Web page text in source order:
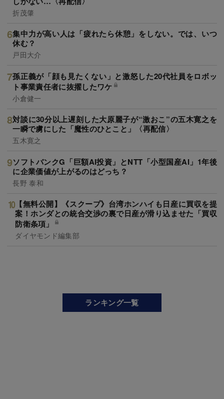
折茂肇
集中力が高い人は「疲れたら休憩」をしない。では、いつ
休む？
戸田大介
孫正義が「顔も見たくない」と激怒した20代社員をロボッ
ト事業責任者に抜擢したワケ
小倉健一
対談に30分以上遅刻した大原麗子が“激おこ”の五木寛之を
一瞬で虜にした「魔性のひとこと」〈再配信〉
五木寛之
ソフトバンクG「巨額AI投資」とNTT「小型国産AI」1年後
に企業価値が上がるのはどっち？
長野 泰和
【無料公開】《スクープ》台湾ホンハイも日産に買収を提
案！ホンダとの統合交渉の裏で日産が滑り込ませた「買収
防衛条項」
ダイヤモンド編集部
ランキング一覧